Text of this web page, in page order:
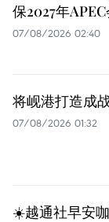
保2027年
07/08/2026 02:40
将岘港打造成
07/08/2026 01:32
☀️越通社早安咖